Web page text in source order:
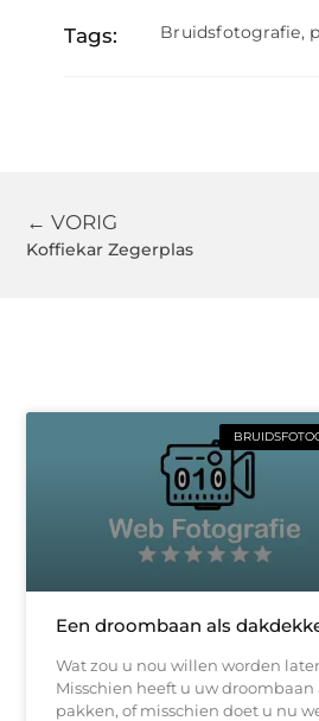
Tags: Bruidsfotografie,
← VORIG
Koffiekar Zegerplas
Een droombaan als
Wat zou u nou willen worden
Misschien heeft u uw droombaan
pakken, of misschien doet u nu